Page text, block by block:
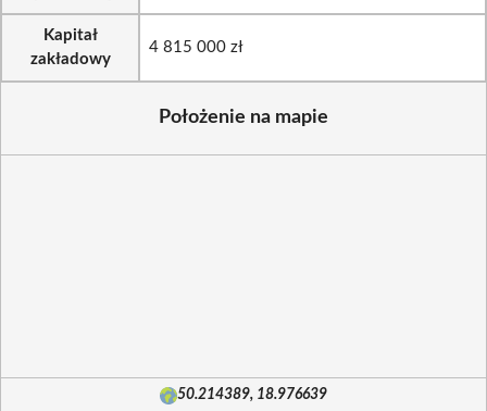
Kapitał
zakładowy
4 815 000 zł
Położenie na mapie
50.214389, 18.976639